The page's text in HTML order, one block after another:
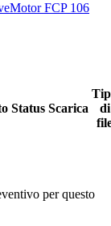
FCP 106
Status Scarica
di
per questo